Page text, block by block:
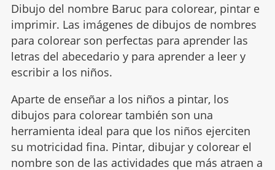
Dibujo del nombre Baruc para colorear, pintar e
imprimir. Las imágenes de dibujos de nombres
para colorear son perfectas para aprender las
letras del abecedario y para aprender a leer y
escribir a los niños.
Aparte de enseñar a los niños a pintar, los
dibujos para colorear también son una
herramienta ideal para que los niños ejerciten
su motricidad fina. Pintar, dibujar y colorear el
nombre son de las actividades que más atraen a